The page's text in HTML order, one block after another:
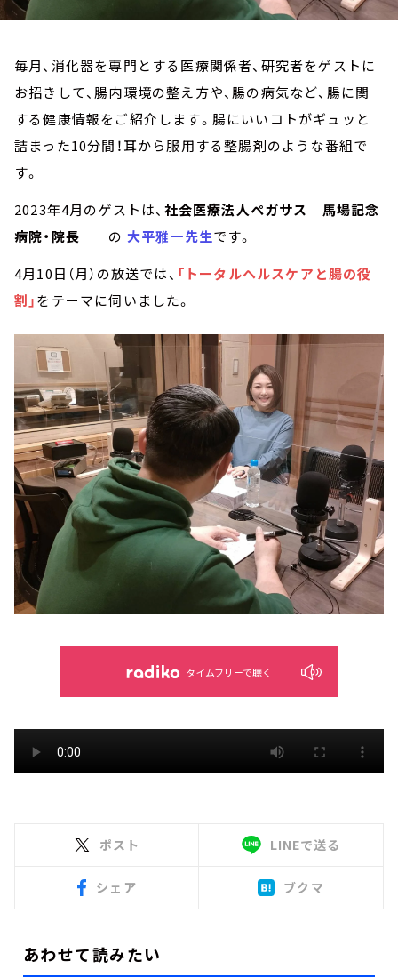
毎月、消化器を専門とする医療関係者、研究者をゲストに
お招きして、腸内環境の整え方や、腸の病気など、腸に関
する健康情報をご紹介します。腸にいいコトがギュッと
詰まった10分間！耳から服用する整腸剤のような番組で
す。
2023年4月のゲストは、 社会医療法人ペガサス 馬場記念
病院・院長 の 大平雅一先生です。
4月10日（月）の放送では、 「トータルヘルスケアと腸の役
割」をテーマに伺いました。
タイムフリーで聴く
ポスト LINEで送る
シェア ブクマ
あわせて読みたい